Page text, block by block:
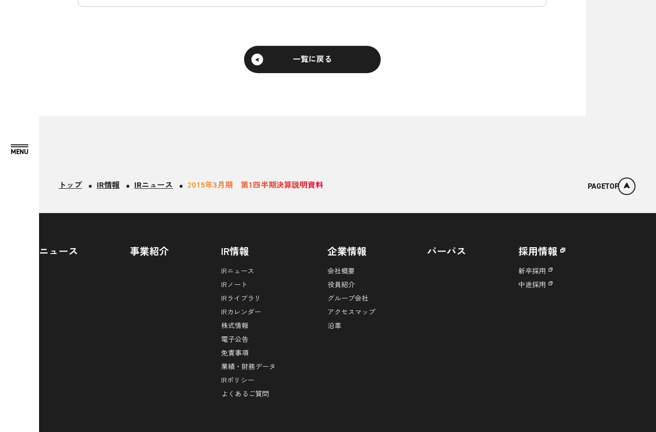
一覧に戻る
トップ IR情報 IRニュース 2015年3月期 第1四半期決算説明資料 PAGETOP
ニュース 事業紹介 IR情報
IRニュース
IRノート
IRライブラリ
IRカレンダー
株式情報
電子公告
免責事項
業績・財務データ
IRポリシー
よくあるご質問
企業情報
会社概要
役員紹介
グループ会社
アクセスマップ
沿革
パーパス 採用情報
新卒採用
中途採用